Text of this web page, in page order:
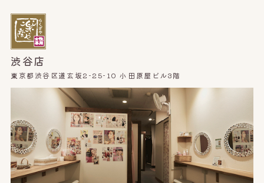
渋谷店
東京都渋谷区道玄坂2-25-10 小田原屋ビル3階